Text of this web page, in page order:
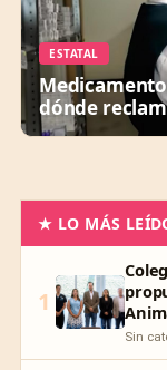
ESTATAL
dónde
★ LO MÁS
1
Sin